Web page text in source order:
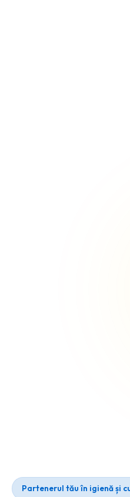
Partenerul tău în igienă și